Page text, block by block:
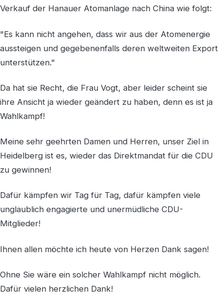
Verkauf der Hanauer Atomanlage nach China wie folgt:
"Es kann nicht angehen, dass wir aus der Atomenergie
aussteigen und gegebenenfalls deren weltweiten Export
unterstützen."
Da hat sie Recht, die Frau Vogt, aber leider scheint sie
ihre Ansicht ja wieder geändert zu haben, denn es ist ja
Wahlkampf!
Meine sehr geehrten Damen und Herren, unser Ziel in
Heidelberg ist es, wieder das Direktmandat für die CDU
zu gewinnen!
Dafür kämpfen wir Tag für Tag, dafür kämpfen viele
unglaublich engagierte und unermüdliche CDU-
Mitglieder!
Ihnen allen möchte ich heute von Herzen Dank sagen!
Ohne Sie wäre ein solcher Wahlkampf nicht möglich.
Dafür vielen herzlichen Dank!